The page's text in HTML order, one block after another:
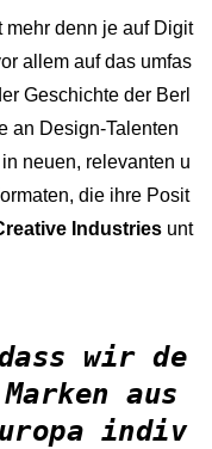
mehr denn je auf Digit
allem auf das umfas
Geschichte der Berl
an Design-Talenten
neuen, relevanten u
die ihre Posit
Industries unt
wir de
aus
indiv